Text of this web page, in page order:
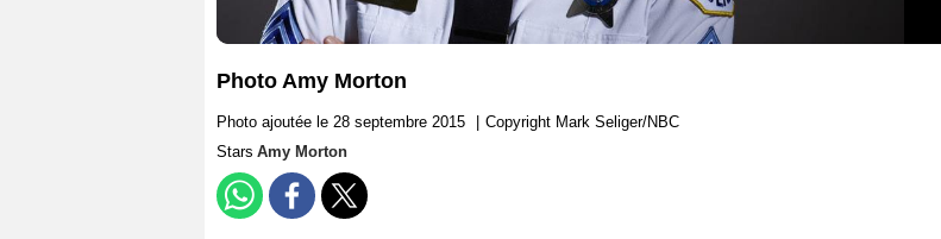
Photo Amy Morton
Photo ajoutée le 28 septembre 2015
Copyright Mark Seliger/NBC
Stars Amy Morton